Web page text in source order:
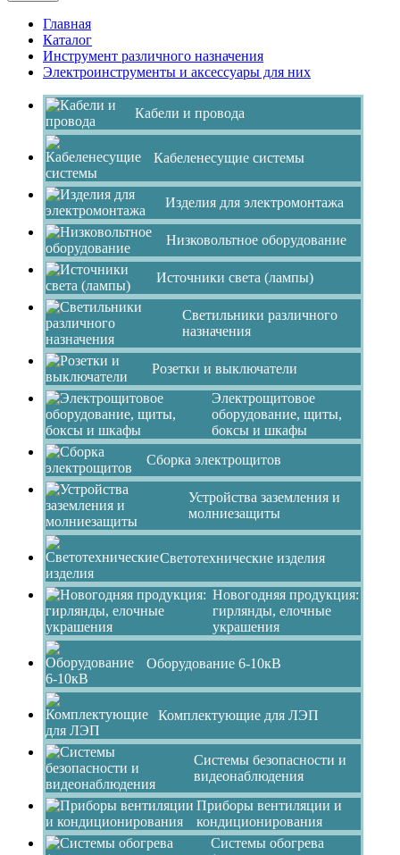
Главная
Каталог
Инструмент различного назначения
Электроинструменты и аксессуары для них
Кабели и провода
Кабеленесущие системы
Изделия для электромонтажа
Низковольтное оборудование
Источники света (лампы)
Светильники различного
назначения
Розетки и выключатели
Электрощитовое
оборудование, щиты,
боксы и шкафы
Сборка электрощитов
Устройства заземления и
молниезащиты
Светотехнические изделия
Новогодняя продукция:
гирлянды, елочные
украшения
Оборудование 6-10кВ
Комплектующие для ЛЭП
Системы безопасности и
видеонаблюдения
Приборы вентиляции и
кондиционирования
Системы обогрева